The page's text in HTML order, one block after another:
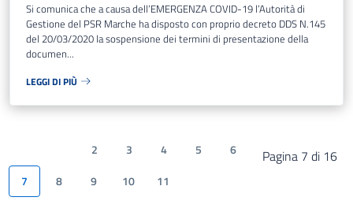
Si comunica che a causa dell’EMERGENZA COVID-19 l’Autorità di
Gestione del PSR Marche ha disposto con proprio decreto DDS N.145
del 20/03/2020 la sospensione dei termini di presentazione della
documen...
LEGGI DI PIÙ
Pagina 7 di 16
2 3 4 5
6
7
8 9 10 11